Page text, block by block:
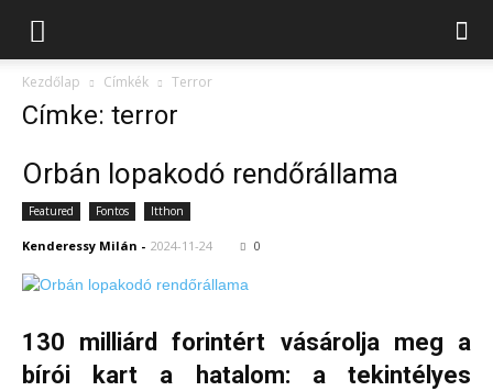
Kezdőlap Címkék Terror
Címke: terror
Orbán lopakodó rendőrállama
Featured Fontos Itthon
Kenderessy Milán - 2024-11-24 0
130 milliárd forintért vásárolja meg a
bírói kart a hatalom: a tekintélyes